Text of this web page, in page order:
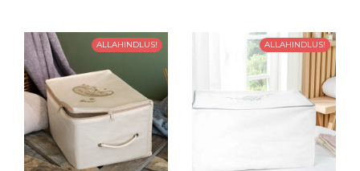
ALLAHINDLUS! ALLAHINDLUS!